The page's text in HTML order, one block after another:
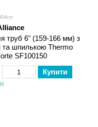
труб 6" (159-166 мм) з
шпилькою Thermo
SF100150
Купити